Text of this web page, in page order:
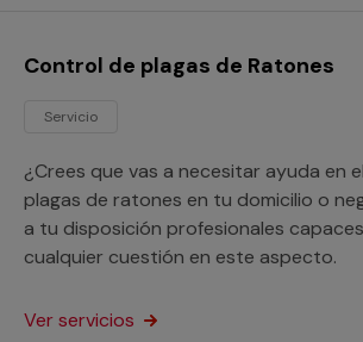
Control de plagas de Ratones
Servicio
¿Crees que vas a necesitar ayuda en
plagas de ratones en tu domicilio o
a tu disposición profesionales
cualquier cuestión en este aspecto.
Ver servicios